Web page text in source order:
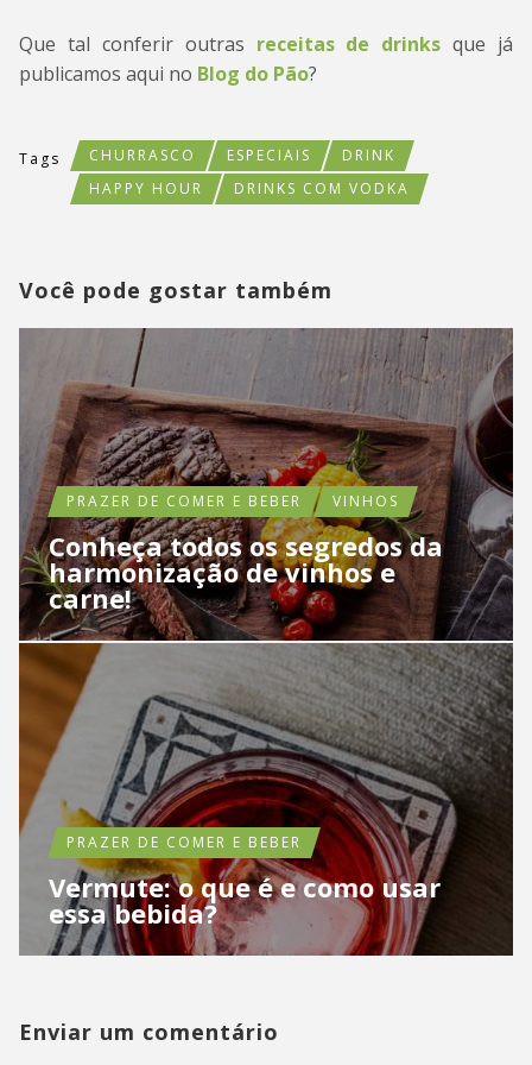
Que tal conferir outras receitas de drinks que já
publicamos aqui no Blog do Pão?
Tags CHURRASCO ESPECIAIS
DRINK
HAPPY HOUR
DRINKS COM VODKA
Você pode gostar também
PRAZER DE COMER E BEBER VINHOS
Conheça todos os segredos da
harmonização de vinhos e
carne!
PRAZER DE COMER E BEBER
Vermute: o que é e como usar
essa bebida?
Enviar um comentário